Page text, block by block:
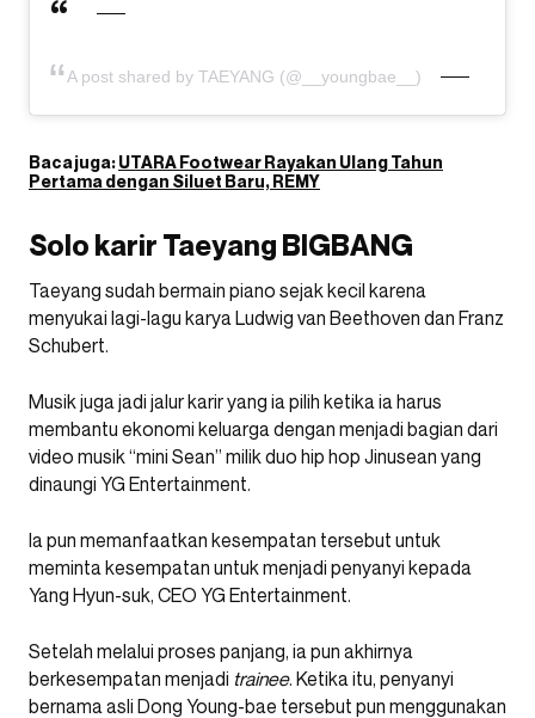
A post shared by TAEYANG (@__youngbae__)
Baca juga:UTARA Footwear Rayakan Ulang Tahun
Pertama dengan Siluet Baru, REMY
Solo karir Taeyang BIGBANG
Taeyang sudah bermain piano sejak kecil karena
menyukai lagi-lagu karya Ludwig van Beethoven dan Franz
Schubert.
Musik juga jadi jalur karir yang ia pilih ketika ia harus
membantu ekonomi keluarga dengan menjadi bagian dari
video musik “mini Sean” milik duo hip hop Jinusean yang
dinaungi YG Entertainment.
Ia pun memanfaatkan kesempatan tersebut untuk
meminta kesempatan untuk menjadi penyanyi kepada
Yang Hyun-suk, CEO YG Entertainment.
Setelah melalui proses panjang, ia pun akhirnya
berkesempatan menjadi trainee. Ketika itu, penyanyi
bernama asli Dong Young-bae tersebut pun menggunakan